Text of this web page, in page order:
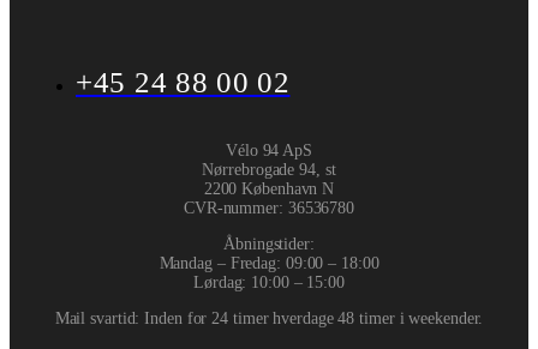
+45 24 88 00 02
Vélo 94 ApS
Nørrebrogade 94, st
2200 København N
CVR-nummer: 36536780
Åbningstider:
Mandag – Fredag: 09:00 – 18:00
Lørdag: 10:00 – 15:00
Mail svartid: Inden for 24 timer hverdage 48 timer i weekender.